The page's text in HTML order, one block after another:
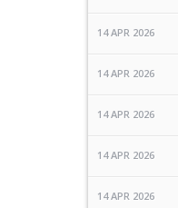
14 APR 2026
14 APR 2026
14 APR 2026
14 APR 2026
14 APR 2026